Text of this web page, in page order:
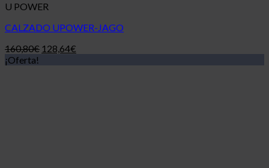
U POWER
CALZADO UPOWER-JAGO
160,80€ 128,64€
¡Oferta!